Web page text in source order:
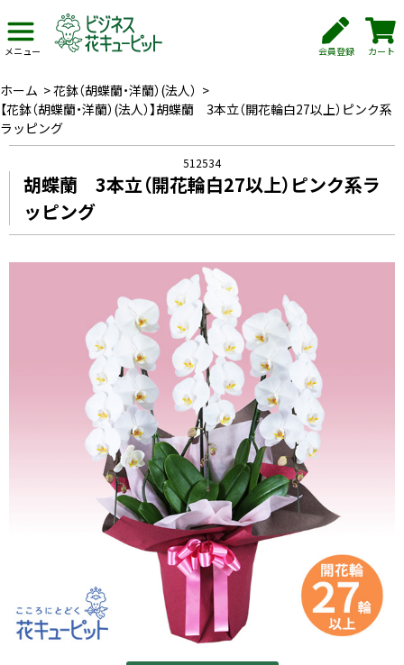
メニュー 会員登録 カート
ホーム >花鉢（胡蝶蘭・洋蘭）(法人） >
【花鉢（胡蝶蘭・洋蘭）(法人）】胡蝶蘭 3本立（開花輪白27以上）ピンク系
ラッピング
512534
胡蝶蘭 3本立（開花輪白27以上）ピンク系ラ
ッピング